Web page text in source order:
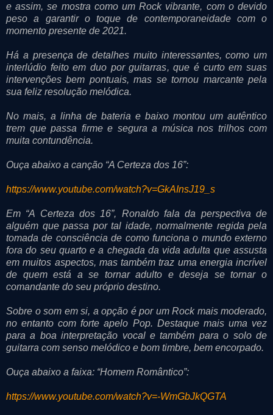
e assim, se mostra como um Rock vibrante, com o devido
peso a garantir o toque de contemporaneidade com o
momento presente de 2021.
Há a presença de detalhes muito interessantes, como um
interlúdio feito em duo por guitarras, que é curto em suas
intervenções bem pontuais, mas se tornou marcante pela
sua feliz resolução melódica.
No mais, a linha de bateria e baixo montou um autêntico
trem que passa firme e segura a música nos trilhos com
muita contundência.
Ouça abaixo a canção “A Certeza dos 16”:
https://www.youtube.com/watch?v=GkAInsJ19_s
Em “A Certeza dos 16”, Ronaldo fala da perspectiva de
alguém que passa por tal idade, normalmente regida pela
tomada de consciência de como funciona o mundo externo
fora do seu quarto e a chegada da vida adulta que assusta
em muitos aspectos, mas também traz uma energia incrível
de quem está a se tornar adulto e deseja se tornar o
comandante do seu próprio destino.
Sobre o som em si, a opção é por um Rock mais moderado,
no entanto com forte apelo Pop. Destaque mais uma vez
para a boa interpretação vocal e também para o solo de
guitarra com senso melódico e bom timbre, bem encorpado.
Ouça abaixo a faixa: “Homem Romântico”:
https://www.youtube.com/watch?v=-WmGbJkQGTA